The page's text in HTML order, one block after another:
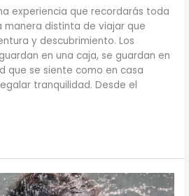
experiencia que recordarás toda
manera distinta de viajar que
y descubrimiento. Los
en una caja, se guardan en
que se siente como en casa
tranquilidad. Desde el